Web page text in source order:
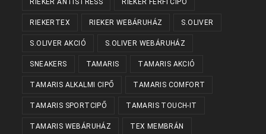
RIEKERTEX RIEKER WEBÁRUHÁZ S.OLIVER
S.OLIVER AKCIÓ S.OLIVER WEBÁRUHÁZ
SNEAKERS TAMARIS TAMARIS AKCIÓ
TAMARIS ALKALMI CIPŐ TAMARIS COMFORT
TAMARIS SPORTCIPŐ TAMARIS TOUCH-IT
TAMARIS WEBÁRUHÁZ TEX MEMBRÁN